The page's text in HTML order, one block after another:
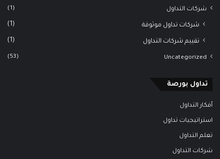
شركات التداول (1)
شركات تداول موثوقة (1)
تقييم شركات التداول (1)
Uncategorized
(53)
تداول بورصة
أفكار التداول
استراتيجيات تداول
تعلم التداول
شركات التداول